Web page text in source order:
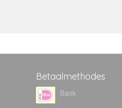
Betaalmethodes